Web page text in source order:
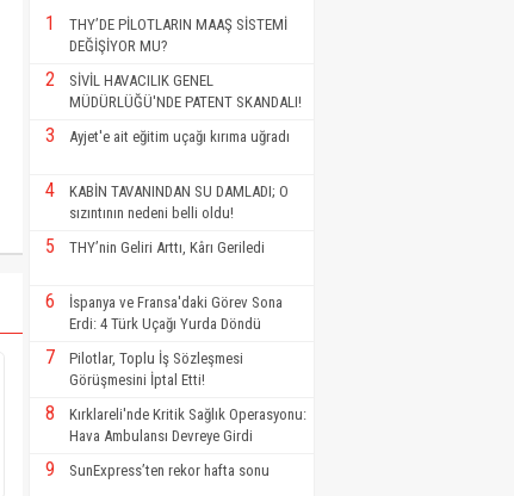
1
THY’DE PİLOTLARIN MAAŞ SİSTEMİ
DEĞİŞİYOR MU?
2
SİVİL HAVACILIK GENEL
MÜDÜRLÜĞÜ'NDE PATENT SKANDALI!
3 Ayjet'e ait eğitim uçağı kırıma uğradı
4
KABİN TAVANINDAN SU DAMLADI; O
sızıntının nedeni belli oldu!
5 THY’nin Geliri Arttı, Kârı Geriledi
6
İspanya ve Fransa'daki Görev Sona
Erdi: 4 Türk Uçağı Yurda Döndü
7
Pilotlar, Toplu İş Sözleşmesi
Görüşmesini İptal Etti!
8
Kırklareli'nde Kritik Sağlık Operasyonu:
Hava Ambulansı Devreye Girdi
9 SunExpress’ten rekor hafta sonu